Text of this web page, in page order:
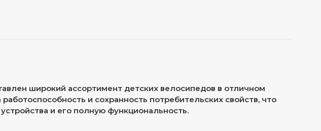
широкий ассортимент детских велосипедов в отличном
и сохранность потребительских свойств, что
и его полную функциональность.